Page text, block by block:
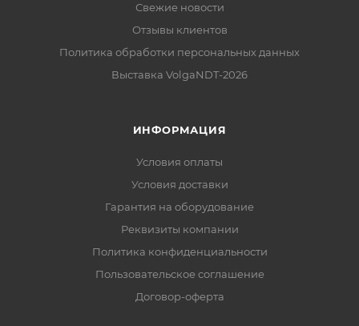
Свежие новости
Отзывы клиентов
Политика обработки персональных данных
Выставка VolgaNDT-2026
ИНФОРМАЦИЯ
Условия оплаты
Условия доставки
Гарантия на оборудование
Реквизиты компании
Политика конфиденциальности
Пользовательское соглашение
Договор-оферта